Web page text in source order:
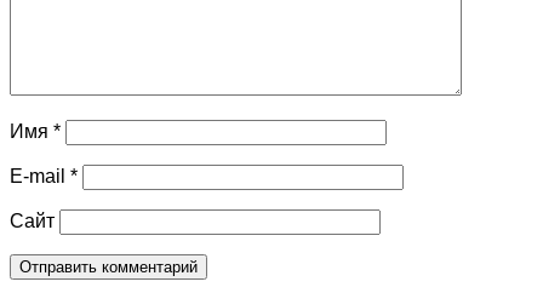
Имя *
E-mail *
Сайт